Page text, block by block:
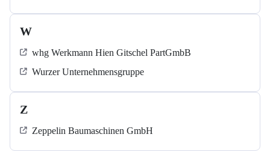
W
whg Werkmann Hien Gitschel PartGmbB
Wurzer Unternehmensgruppe
Z
Zeppelin Baumaschinen GmbH